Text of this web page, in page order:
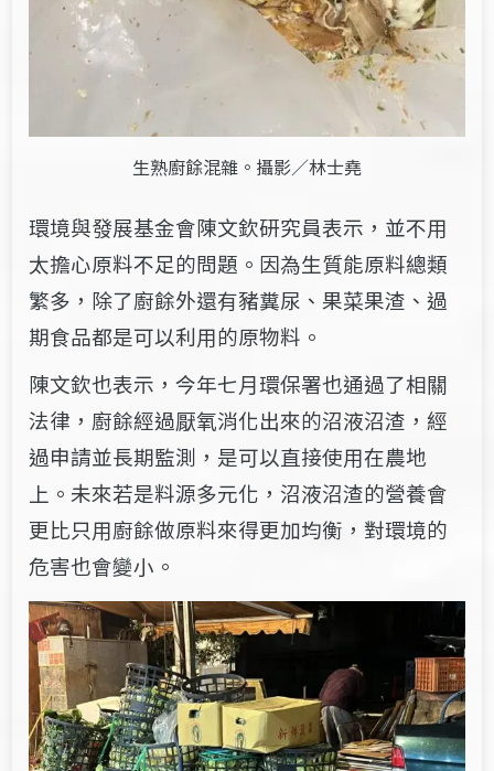
生熟廚餘混雜。攝影／林士堯
環境與發展基金會陳文欽研究員表示，並不用
太擔心原料不足的問題。因為生質能原料總類
繁多，除了廚餘外還有豬糞尿、果菜果渣、過
期食品都是可以利用的原物料。
陳文欽也表示，今年七月環保署也通過了相關
法律，廚餘經過厭氧消化出來的沼液沼渣，經
過申請並長期監測，是可以直接使用在農地
上。未來若是料源多元化，沼液沼渣的營養會
更比只用廚餘做原料來得更加均衡，對環境的
危害也會變小。